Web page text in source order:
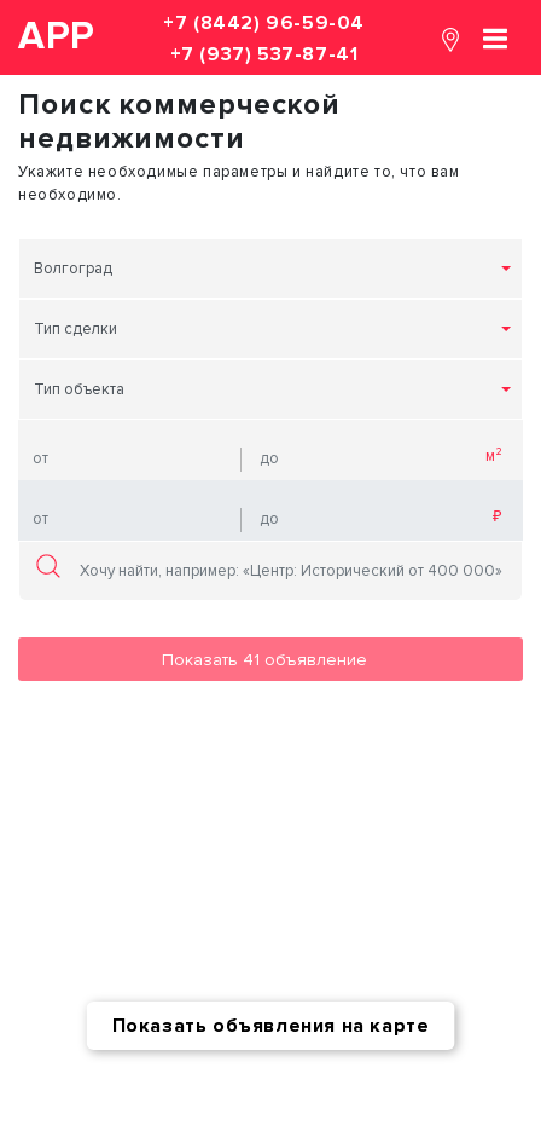
АРР
+7 (8442) 96-59-04
+7 (937) 537-87-41
Поиск коммерческой
недвижимости
Укажите необходимые параметры и найдите то, что вам
необходимо.
Волгоград
Тип сделки
Тип объекта
Показать 41 объявление
Показать объявления на карте